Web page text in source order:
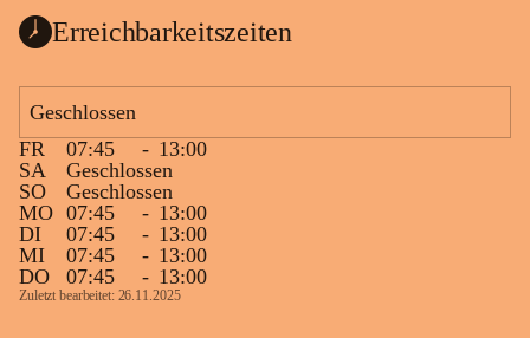
Erreichbarkeitszeiten
Geschlossen
FR
07:45 - 13:00
SA
Geschlossen
SO
Geschlossen
MO 07:45 - 13:00
DI
07:45 - 13:00
MI
07:45 - 13:00
DO
07:45 - 13:00
Zuletzt bearbeitet: 26.11.2025